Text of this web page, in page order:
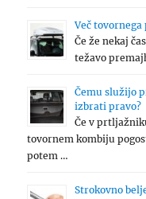
Več
Če že nekaj
težavo
Čemu služijo
izbrati pravo?
Če v
tovornem kombiju
potem …
Strokovno